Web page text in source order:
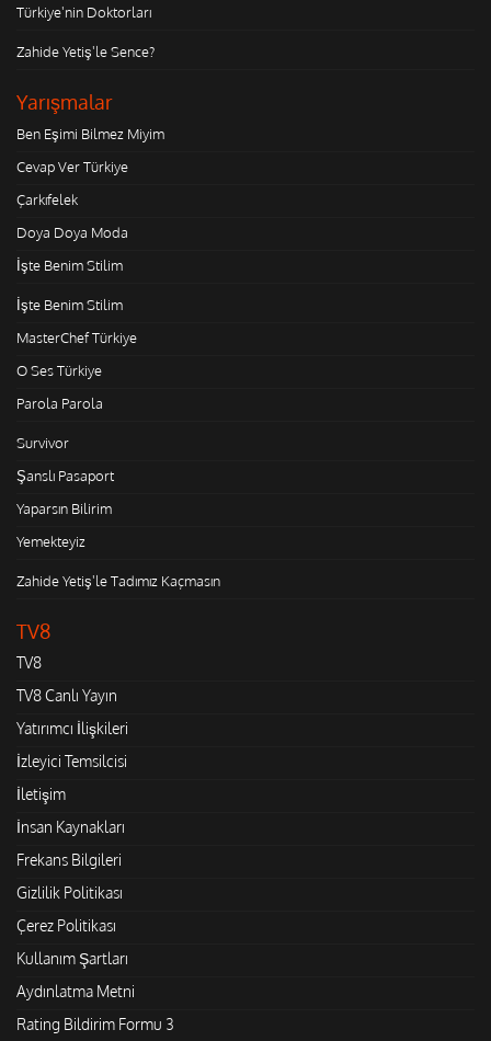
Türkiye'nin Doktorları
Zahide Yetiş'le Sence?
Yarışmalar
Ben Eşimi Bilmez Miyim
Cevap Ver Türkiye
Çarkıfelek
Doya Doya Moda
İşte Benim Stilim
İşte Benim Stilim
MasterChef Türkiye
O Ses Türkiye
Parola Parola
Survivor
Şanslı Pasaport
Yaparsın Bilirim
Yemekteyiz
Zahide Yetiş'le Tadımız Kaçmasın
TV8
TV8
TV8 Canlı Yayın
Yatırımcı İlişkileri
İzleyici Temsilcisi
İletişim
İnsan Kaynakları
Frekans Bilgileri
Gizlilik Politikası
Çerez Politikası
Kullanım Şartları
Aydınlatma Metni
Rating Bildirim Formu 3